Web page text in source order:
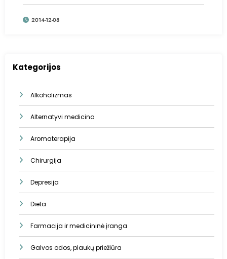
2014-12-08
Kategorijos
Alkoholizmas
Alternatyvi medicina
Aromaterapija
Chirurgija
Depresija
Dieta
Farmacija ir medicininė įranga
Galvos odos, plaukų priežiūra